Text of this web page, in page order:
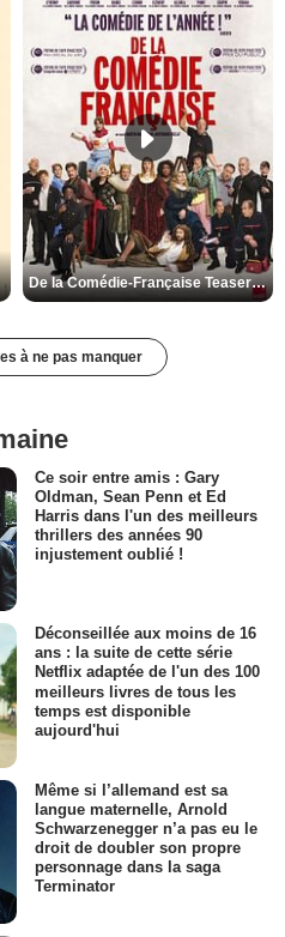
De la Comédie-Française Teaser VF
à ne pas manquer
Ce soir entre amis : Gary
Oldman, Sean Penn et Ed
Harris dans l'un des meilleurs
thrillers des années 90
injustement oublié !
Déconseillée aux moins de 16
ans : la suite de cette série
Netflix adaptée de l'un des 100
meilleurs livres de tous les
temps est disponible
aujourd'hui
Même si l’allemand est sa
langue maternelle, Arnold
Schwarzenegger n’a pas eu le
droit de doubler son propre
personnage dans la saga
Terminator